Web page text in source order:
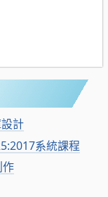
計
系統課程
作